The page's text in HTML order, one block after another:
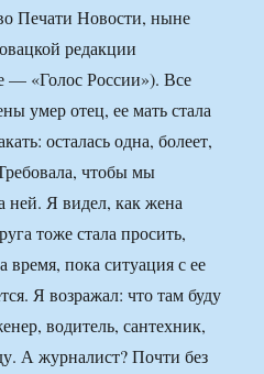
Печати Новости, ныне
редакции
— «Голос России»). Все
умер отец, ее мать стала
осталась одна, болеет,
чтобы мы
ней. Я видел, как жена
тоже стала просить,
пока ситуация с ее
Я возражал: что там буду
водитель, сантехник,
А журналист? Почти без